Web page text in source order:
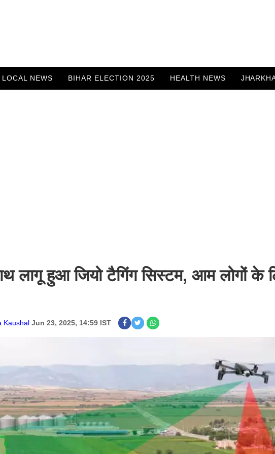
LOCAL NEWS BIHAR ELECTION 2025 HEALTH NEWS
लागू हुआ जियो टैगिंग सिस्टम, आम लोगों के
Kaushal Jun 23, 2025, 14:59 IST